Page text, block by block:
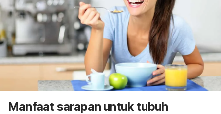
Manfaat sarapan untuk tubuh